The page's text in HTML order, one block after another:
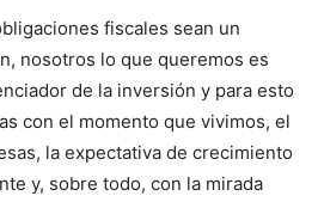
fiscales sean un
nosotros lo que queremos es
de la inversión y para esto
con el momento que vivimos, el
la expectativa de crecimiento
y, sobre todo, con la mirada